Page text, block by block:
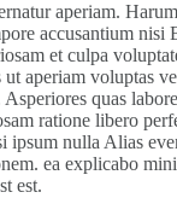
aperiam.
accusantium nisi
et culpa
aperiam voluptas
quas
ratione libero
ipsum nulla Alias
ea explicabo
est.